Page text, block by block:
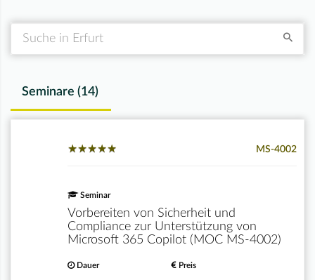
Seminare (14)
★★★★★
★★★★★ MS-4002
Seminar
Vorbereiten von Sicherheit und
Compliance zur Unterstützung von
Microsoft 365 Copilot (MOC MS-4002)
Dauer Preis